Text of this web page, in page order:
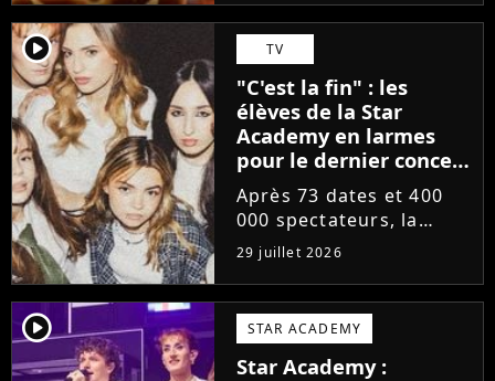
professeurs après les
départs annoncés de
Michael Goldman, Lucie
Bernardoni et Marlène
Schaff. La...
player2 TV
"C'est la fin" : les
élèves de la Star
Academy en larmes
pour le dernier concert
de la tournée
Après 73 dates et 400
000 spectateurs, la
tournée de la Star
Academy vient de se
terminer dans les
larmes. Sur les réseaux
sociaux, les élèves
adressent un dernier
29 juillet 2026
player2 STAR ACADEMY
Star Academy :